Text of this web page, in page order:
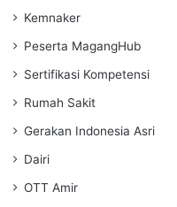
Kemnaker
Peserta MagangHub
Sertifikasi Kompetensi
Rumah Sakit
Gerakan Indonesia Asri
Dairi
OTT Amir